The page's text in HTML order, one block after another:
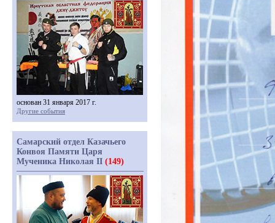
основан 31 января 2017 г.
Другие события
Самарский отдел Казачьего
Конвоя Памяти Царя
Мученика Николая II (149)